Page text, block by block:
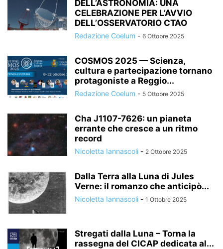
DELL’ASTRONOMIA: UNA
CELEBRAZIONE PER L’AVVIO
DELL’OSSERVATORIO CTAO
Redazione Coelum - 6 Ottobre 2025
COSMOS 2025 — Scienza,
cultura e partecipazione tornano
protagoniste a Reggio...
Redazione Coelum - 5 Ottobre 2025
Cha J1107-7626: un pianeta
errante che cresce a un ritmo
record
Nicoletta Iannascoli - 2 Ottobre 2025
Dalla Terra alla Luna di Jules
Verne: il romanzo che anticipò...
Nicoletta Iannascoli - 1 Ottobre 2025
Stregati dalla Luna – Torna la
rassegna del CICAP dedicata al...